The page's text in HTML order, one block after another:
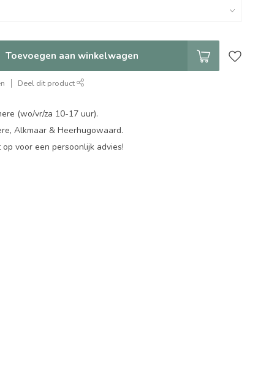
Toevoegen aan winkelwagen
Deel dit product
(wo/vr/za 10-17 uur).
Alkmaar & Heerhugowaard.
voor een persoonlijk advies!